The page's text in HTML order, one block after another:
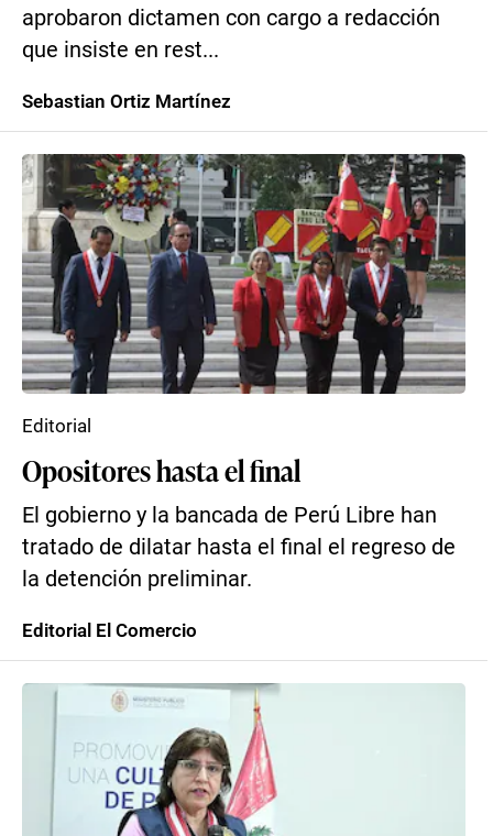
aprobaron dictamen con cargo a redacción
que insiste en rest...
Sebastian Ortiz Martínez
Opositores hasta el final
El gobierno y la bancada de Perú Libre han
tratado de dilatar hasta el final el regreso de
la detención preliminar.
Editorial
Editorial El Comercio